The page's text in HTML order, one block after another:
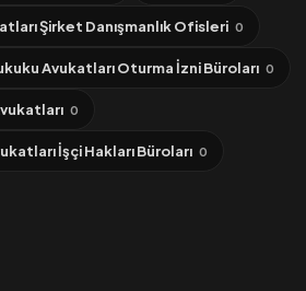
Şirket Danışmanlık Ofisleri 0
Avukatları Oturma İzni Büroları 0
0
İşçi Hakları Büroları 0